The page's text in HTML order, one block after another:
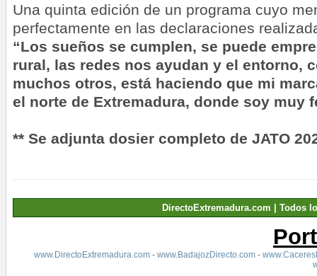
Una quinta edición de un programa cuyo
perfectamente en las declaraciones
“Los sueños se cumplen, se puede
rural, las redes nos ayudan y el entorno,
muchos otros, está haciendo que mi
el norte de Extremadura, donde soy muy
** Se adjunta dosier completo de JATO
DirectoExtremadura.com | Todos
www.DirectoExtremadura.com- www.BadajozDirecto.com-